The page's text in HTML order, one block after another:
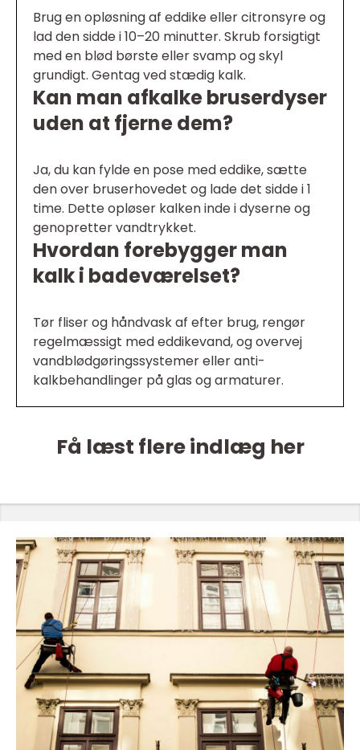
Brug en opløsning af eddike eller citronsyre og
lad den sidde i 10–20 minutter. Skrub forsigtigt
med en blød børste eller svamp og skyl
grundigt. Gentag ved stædig kalk.
Kan man afkalke bruserdyser
uden at fjerne dem?
Ja, du kan fylde en pose med eddike, sætte
den over bruserhovedet og lade det sidde i 1
time. Dette opløser kalken inde i dyserne og
genopretter vandtrykket.
Hvordan forebygger man
kalk i badeværelset?
Tør fliser og håndvask af efter brug, rengør
regelmæssigt med eddikevand, og overvej
vandblødgøringssystemer eller anti-
kalkbehandlinger på glas og armaturer.
Få læst flere indlæg her